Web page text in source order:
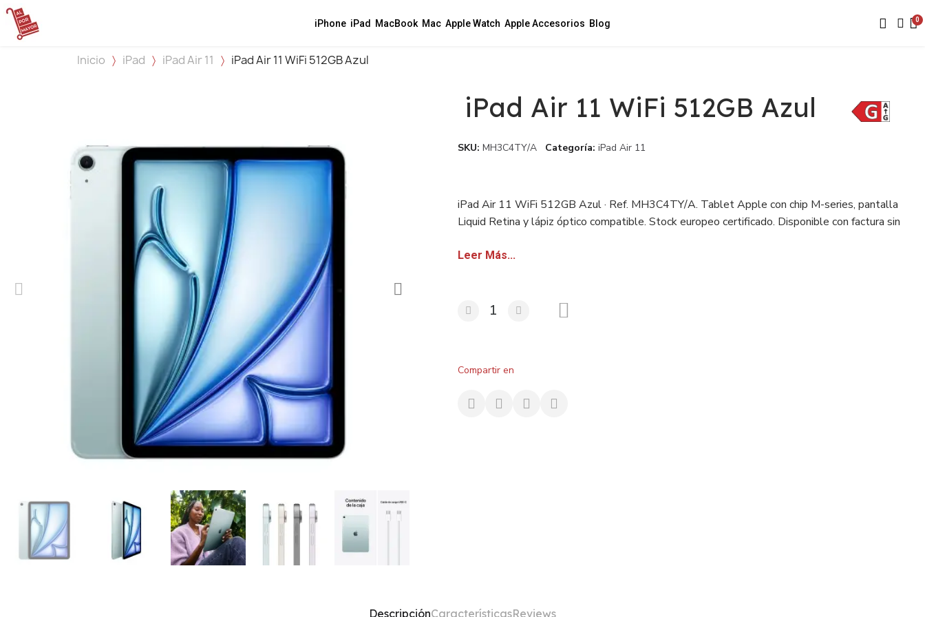
iPhone iPad MacBook Mac Apple Watch Apple Accesorios Blog
Inicio iPad iPad Air 11 iPad Air 11 WiFi 512GB Azul
iPad Air 11 WiFi 512GB Azul
SKU MH3C4TY/A Categoría iPad Air 11
iPad Air 11 WiFi 512GB Azul · Ref. MH3C4TY/A. Tablet Apple con chip M-series, pantalla
Liquid Retina y lápiz óptico compatible. Stock europeo certificado. Disponible con factura sin
Leer Más...
Compartir en
DescripciónCaracterísticasReviews